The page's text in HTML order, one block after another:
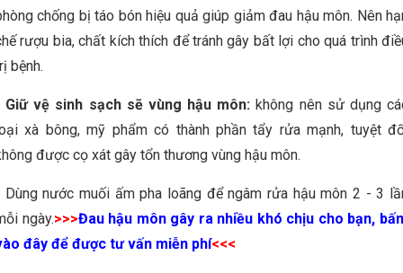
chống bị táo bón hiệu quả giúp giảm đau hậu môn. Nên
rượu bia, chất kích thích để tránh gây bất lợi cho quá trình
bệnh.
Giữ vệ sinh sạch sẽ vùng hậu môn: không nên sử dụng
xà bông, mỹ phẩm có thành phần tẩy rửa mạnh, tuyệt
được cọ xát gây tổn thương vùng hậu môn.
Dùng nước muối ấm pha loãng để ngâm rửa hậu môn 2 - 3
ngày.>>>Đau hậu môn gây ra nhiều khó chịu cho bạn,
đây để được tư vấn miễn phí<<<